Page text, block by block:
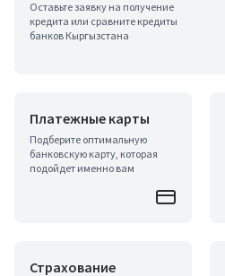
Оставьте заявку на получение
кредита или сравните кредиты
банков Кыргызстана
Платежные карты
Подберите оптимальную
банковскую карту, которая
подойдет именно вам
Страхование